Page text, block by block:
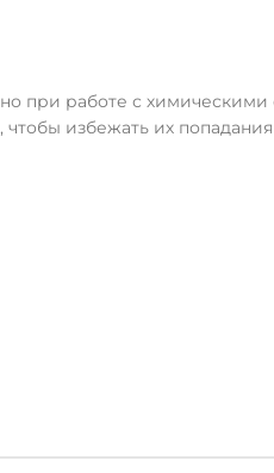
при работе с химическими
избежать их попадания